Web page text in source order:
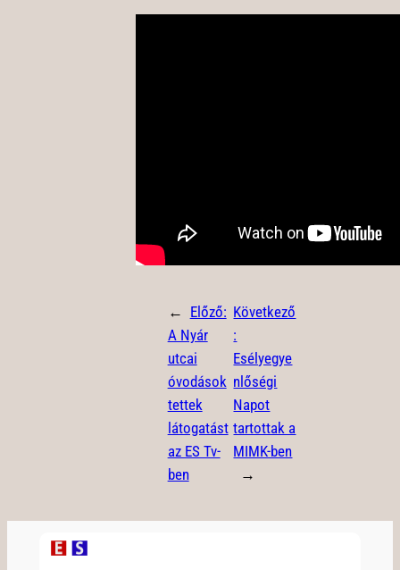
← Előző:
A Nyár
utcai
óvodások
tettek
látogatást
az ES Tv-
ben
Következő
:
Esélyegye
nlőségi
Napot
tartottak a
MIMK-ben
→